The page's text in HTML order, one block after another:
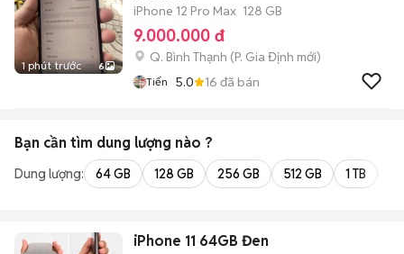
1 phút trước 6
iPhone 12 Pro Max 128 GB
9.000.000 đ
Q. Bình Thạnh (P. Gia Định mới)
Tiến 5.0 16 đã bán
Bạn cần tìm dung lượng nào ?
Dung lượng: 64 GB 128 GB 256 GB 512 GB 1 TB
iPhone 11 64GB Đen